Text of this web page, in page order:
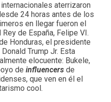
aterrizaron
24 horas antes de los
en llegar fueron el
de España, Felipe VI.
Honduras, el presidente
Trump Jr. Esta
elocuente: Bukele,
de influencers de
que ven en él el
cool.